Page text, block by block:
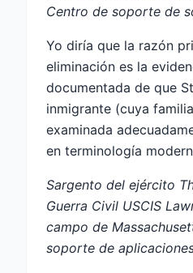
Centro de soporte de
Yo diría que la razón
eliminación es la
documentada de que
inmigrante (cuya
examinada
en terminología
Sargento del ejército
Guerra Civil USCIS
campo de
soporte de